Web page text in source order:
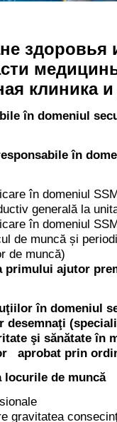
здоровья
клиника
în domeniul
în
în domeniul
generală la
în domeniul
de muncă și
de muncă)
primului ajutor
în domeniul
şi sănătate în
aprobat prin
locurile de muncă
gravitatea